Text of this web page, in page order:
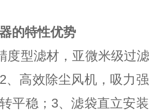
的特性优势
型滤材，亚微米级过
、高效除尘风机，吸力
平稳；3、滤袋直立安